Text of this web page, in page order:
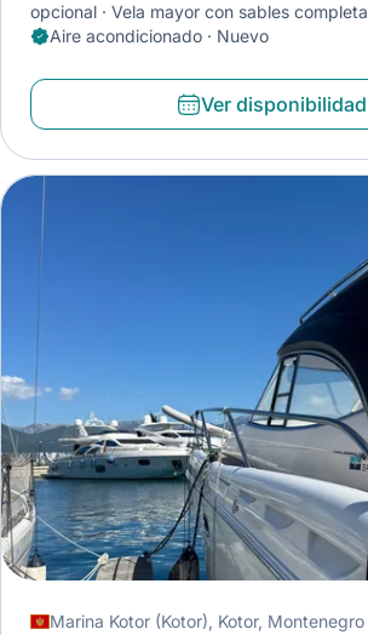
opcional
Vela mayor con sables completa
Aire acondicionado · Nuevo
Ver disponibilidad
Marina Kotor (Kotor), Kotor, Montenegro